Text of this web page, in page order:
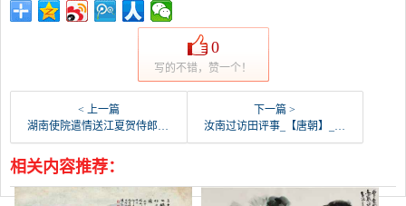
0
写的不错，赞一个！
< 上一篇
湖南使院遣情送江夏贺侍郎_【唐朝】_【方干】
下一篇 >
汝南过访田评事_【唐朝】_【方干】
相关内容推荐：